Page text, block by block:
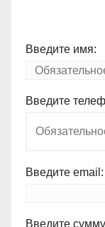
Введите имя:
Введите
Введите email:
Введите